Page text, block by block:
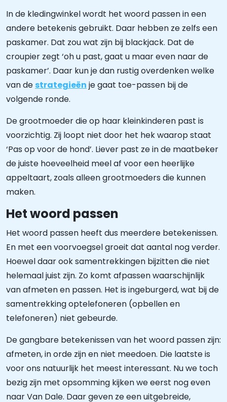
In de kledingwinkel wordt het woord passen in een
andere betekenis gebruikt. Daar hebben ze zelfs een
paskamer. Dat zou wat zijn bij blackjack. Dat de
croupier zegt ‘oh u past, gaat u maar even naar de
paskamer’. Daar kun je dan rustig overdenken welke
van de strategieën je gaat toe-passen bij de
volgende ronde.
De grootmoeder die op haar kleinkinderen past is
voorzichtig. Zij loopt niet door het hek waarop staat
‘Pas op voor de hond’. Liever past ze in de maatbeker
de juiste hoeveelheid meel af voor een heerlijke
appeltaart, zoals alleen grootmoeders die kunnen
maken.
Het woord passen
Het woord passen heeft dus meerdere betekenissen.
En met een voorvoegsel groeit dat aantal nog verder.
Hoewel daar ook samentrekkingen bijzitten die niet
helemaal juist zijn. Zo komt afpassen waarschijnlijk
van afmeten en passen. Het is ingeburgerd, wat bij de
samentrekking optelefoneren (opbellen en
telefoneren) niet gebeurde.
De gangbare betekenissen van het woord passen zijn:
afmeten, in orde zijn en niet meedoen. Die laatste is
voor ons natuurlijk het meest interessant. Nu we toch
bezig zijn met opsomming kijken we eerst nog even
naar Van Dale. Daar geven ze een uitgebreide,